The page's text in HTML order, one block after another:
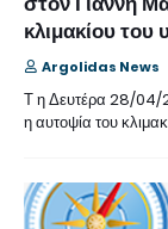
κλιμακίου
Argolidas News
Τ η Δευτέρα 28/04/
η αυτοψία του